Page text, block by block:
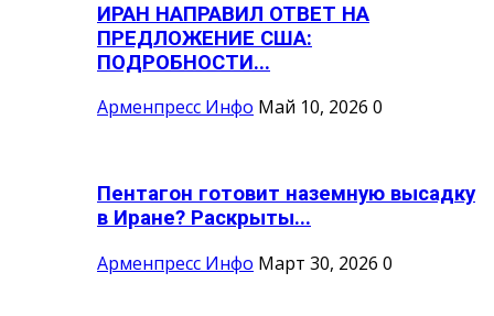
ИРАН НАПРАВИЛ ОТВЕТ НА
ПРЕДЛОЖЕНИЕ США:
ПОДРОБНОСТИ...
Арменпресс Инфо Май 10, 2026 0
Пентагон готовит наземную высадку
в Иране? Раскрыты...
Арменпресс Инфо Март 30, 2026 0